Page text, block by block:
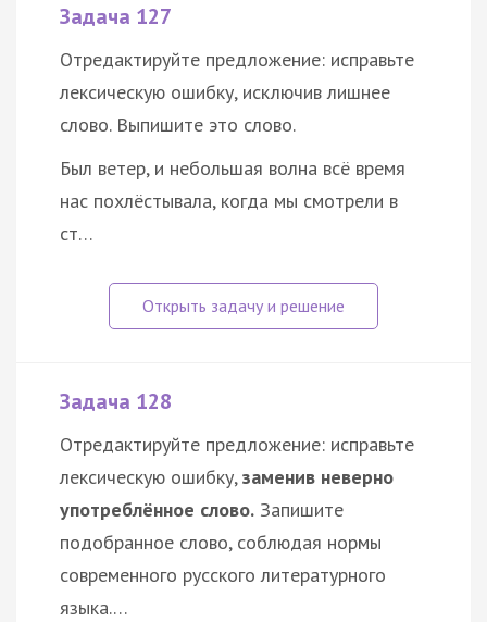
Задача 127
Отредактируйте предложение: исправьте
лексическую ошибку, исключив лишнее
слово. Выпишите это слово.
Был ветер, и небольшая волна всё время
нас похлёстывала, когда мы смотрели в
ст…
Задача 128
Отредактируйте предложение: исправьте
лексическую ошибку,заменив неверно
употреблённое слово. Запишите
подобранное слово, соблюдая нормы
современного русского литературного
языка.…